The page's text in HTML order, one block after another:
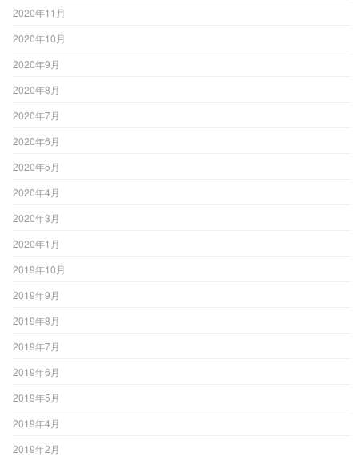
2020年11月
2020年10月
2020年9月
2020年8月
2020年7月
2020年6月
2020年5月
2020年4月
2020年3月
2020年1月
2019年10月
2019年9月
2019年8月
2019年7月
2019年6月
2019年5月
2019年4月
2019年2月